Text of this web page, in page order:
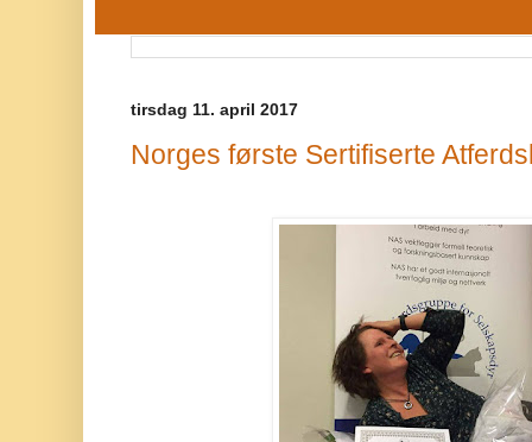
tirsdag 11. april 2017
Norges første Sertifiserte